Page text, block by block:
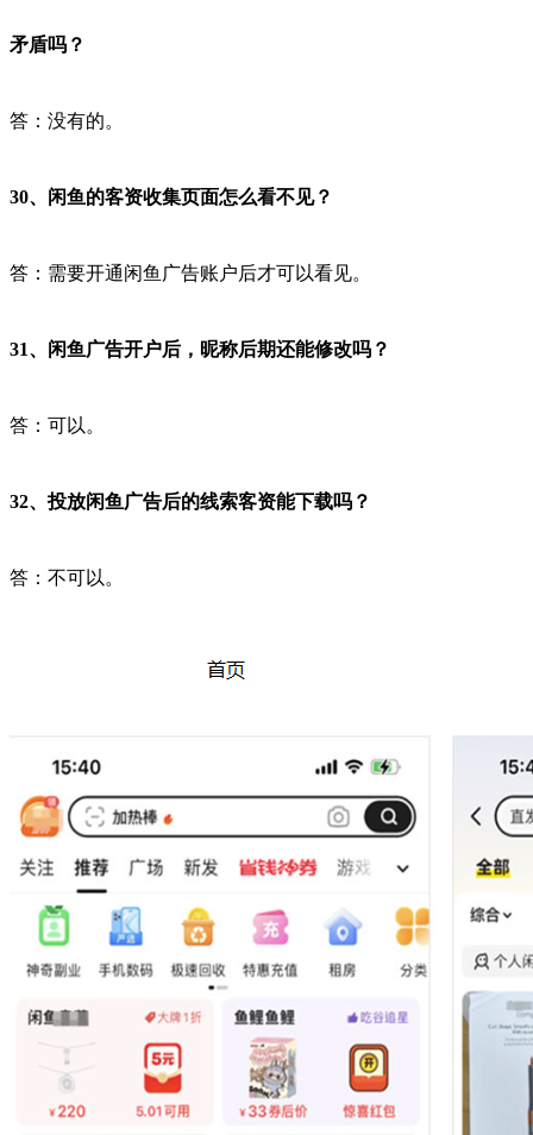
矛盾吗？
答：没有的。
30、闲鱼的客资收集页面怎么看不见？
答：需要开通闲鱼广告账户后才可以看见。
31、闲鱼广告开户后，昵称后期还能修改吗？
答：可以。
32、投放闲鱼广告后的线索客资能下载吗？
答：不可以。